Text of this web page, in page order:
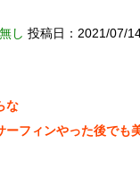
し 投稿日：2021/07/
な
ーフィンやった後でも